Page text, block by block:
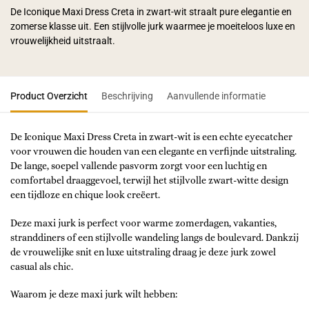
De Iconique Maxi Dress Creta in zwart-wit straalt pure elegantie en
zomerse klasse uit. Een stijlvolle jurk waarmee je moeiteloos luxe en
vrouwelijkheid uitstraalt.
Product Overzicht Beschrijving Aanvullende informatie
De Iconique Maxi Dress Creta in zwart-wit is een echte eyecatcher
voor vrouwen die houden van een elegante en verfijnde uitstraling.
De lange, soepel vallende pasvorm zorgt voor een luchtig en
comfortabel draaggevoel, terwijl het stijlvolle zwart-witte design
een tijdloze en chique look creëert.
Deze maxi jurk is perfect voor warme zomerdagen, vakanties,
stranddiners of een stijlvolle wandeling langs de boulevard. Dankzij
de vrouwelijke snit en luxe uitstraling draag je deze jurk zowel
casual als chic.
Waarom je deze maxi jurk wilt hebben: